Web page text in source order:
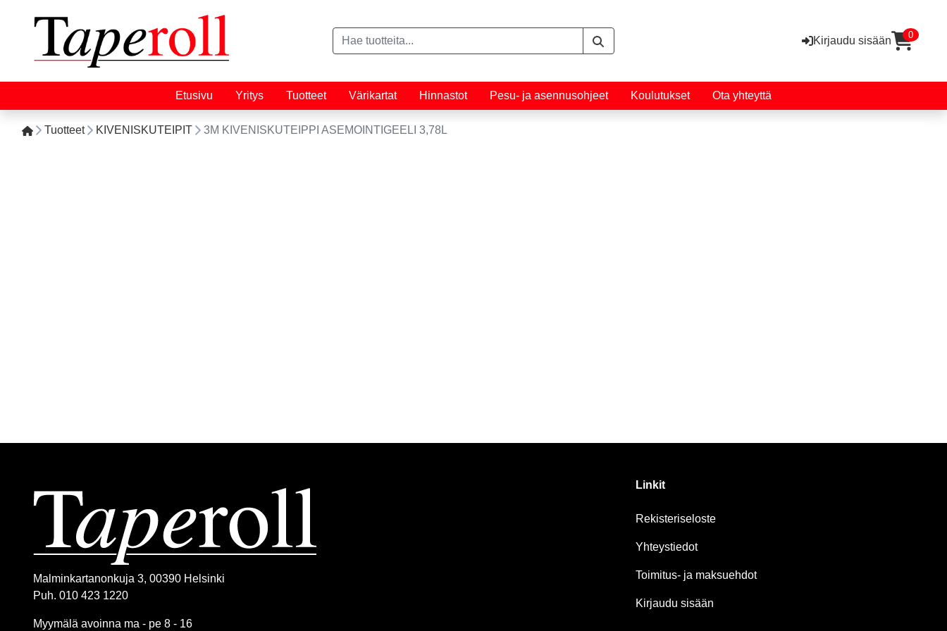
Kirjaudu sisään 0
Etusivu Yritys Tuotteet Värikartat Hinnastot Pesu- ja asennusohjeet Koulutukset Ota yhteyttä
Tuotteet KIVENISKUTEIPIT 3M KIVENISKUTEIPPI ASEMOINTIGEELI 3,78L
Malminkartanonkuja 3, 00390 Helsinki
Puh. 010 423 1220
Myymälä avoinna ma - pe 8 - 16
Linkit
Rekisteriseloste
Yhteystiedot
Toimitus- ja maksuehdot
Kirjaudu sisään